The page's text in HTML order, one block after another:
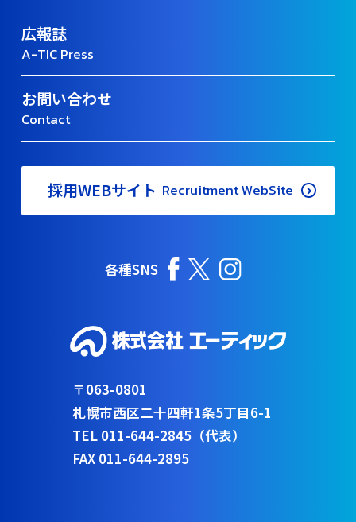
広報誌
A-TIC Press
お問い合わせ
Contact
採用WEBサイト Recruitment WebSite
各種SNS
〒063-0801
札幌市西区二十四軒1条5丁目6-1
TEL 011-644-2845（代表）
FAX 011-644-2895